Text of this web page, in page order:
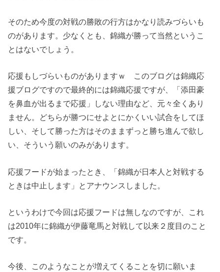
そのため今度の対戦の勝敗の行方はかなり読みづらいも
のがあります。少なくとも、錦織が勝って当然というこ
とはないでしょう。
応援もしづらいものがありますｗ このブログは錦織応
援ブログですので最終的には錦織応援ですが、「添田豪
を鼻血が出るまで応援」しない理由など、元々全くあり
ません。どちらが勝つにせよとにかくいい試合をしてほ
しい、そして勝った方はそのままずっと勝ち進んで欲し
い、そういう願いのみがあります。
応援フードが始まったとき、「錦織が日本人と対戦する
ときは中止します」とアナウンスしました。
というわけで今回は応援フードは無しなのですが、これ
は2010年に錦織が伊藤竜馬と対戦して以来２度目のこと
です。
今後、このようなことが増えてくることを切に願いま